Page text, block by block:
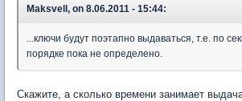
Maksvell, on 8.06.2011 - 15:44:
...ключи будут поэтапно выдаваться, т.е. по
порядке пока не определено.
Скажите, а сколько времени занимает